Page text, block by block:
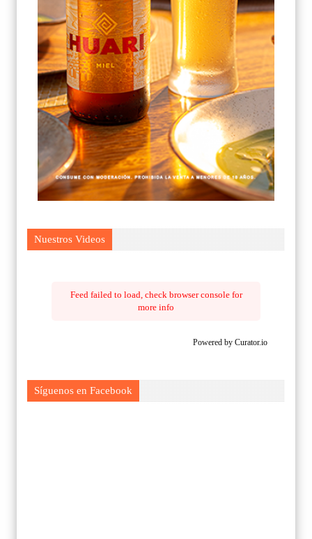
Nuestros Videos
Feed failed to load, check browser console for
more info
Powered by Curator.io
Síguenos en Facebook